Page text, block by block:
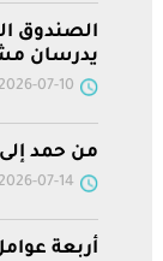
الصندوق
يدرسان
2026-07-10 | 12:26
من حمد
2026-07-14 | 17:15
أربعة